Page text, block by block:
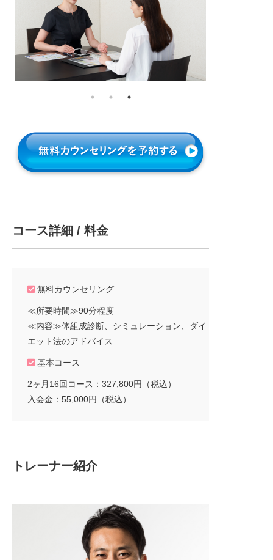
コース詳細 / 料金
無料カウンセリング
≪所要時間≫90分程度
≪内容≫体組成診断、シミュレーション、ダイ
エット法のアドバイス
基本コース
2ヶ月16回コース：327,800円（税込）
入会金：55,000円（税込）
トレーナー紹介